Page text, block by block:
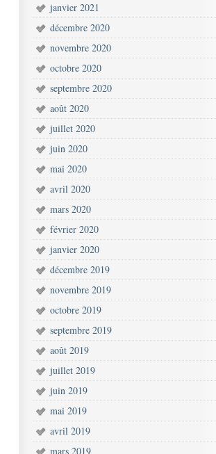
janvier 2021
décembre 2020
novembre 2020
octobre 2020
septembre 2020
août 2020
juillet 2020
juin 2020
mai 2020
avril 2020
mars 2020
février 2020
janvier 2020
décembre 2019
novembre 2019
octobre 2019
septembre 2019
août 2019
juillet 2019
juin 2019
mai 2019
avril 2019
mars 2019